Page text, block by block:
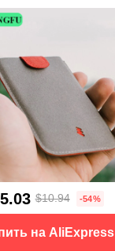
$10.94 -54%
на AliExpress